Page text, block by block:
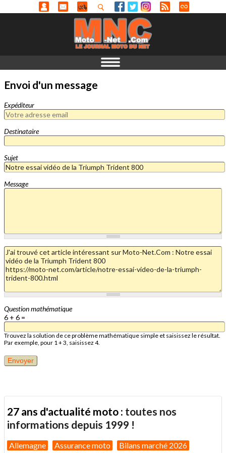
Envoi d'un message
Expéditeur
Destinataire
Sujet
Message
Question mathématique
6 + 6 =
Trouvez la solution de ce problème mathématique simple et saisissez le résultat.
Par exemple, pour 1 + 3, saisissez 4.
27 ans d'actualité moto : toutes nos
informations depuis 1999 !
Allemagne Assurance moto Bilans marché 2026